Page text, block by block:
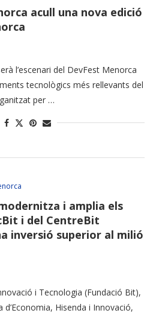
acull una nova edició
l’escenari del DevFest Menorca
tecnològics més rellevants del
per …
i amplia els
i del CentreBit
inversió superior al milió
i Tecnologia (Fundació Bit),
d’Economia, Hisenda i Innovació,